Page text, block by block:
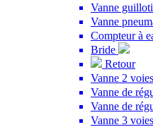
Vanne
Vanne
Compteur à
Bride
Retour
Vanne 2 voies
Vanne de
Vanne de
Vanne 3 voies